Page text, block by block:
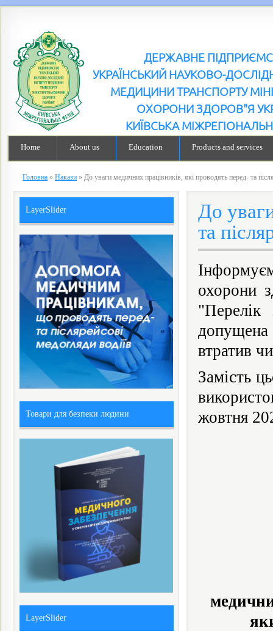
ДЕРЖАВНЕ
УКРАЇНСЬКИЙ НАУКОВО-
МЕДИЦИНИ ТРАНСПОРТУ
ОХОРОНИ ЗДОРОВ"Я
КИЇВСЬКА
Home About us Education Products and services
Головна » Накази » До уваги медичних працівників, які проводять перед- та
До
та
охорони
допущена
втратив
Замість
жовтня
LayerSlider
Товари для безпеки людини
LayerSlider